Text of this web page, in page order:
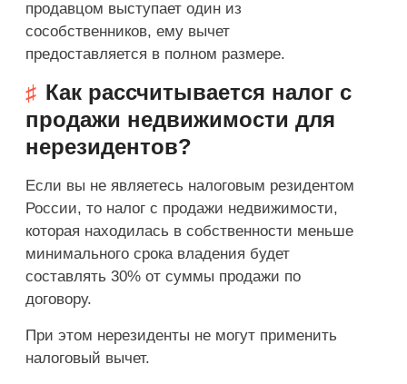
продавцом выступает один из
сособственников, ему вычет
предоставляется в полном размере.
Как рассчитывается налог с
продажи недвижимости для
нерезидентов?
Если вы не являетесь налоговым резидентом
России, то налог с продажи недвижимости,
которая находилась в собственности меньше
минимального срока владения будет
составлять 30% от суммы продажи по
договору.
При этом нерезиденты не могут применить
налоговый вычет.